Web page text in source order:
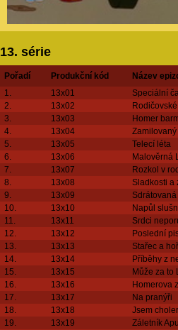
13. série
Pořadí Produkční kód Název
1.
13x01
Speciální
2.
13x02
3.
13x03
Homer
4.
13x04
5.
13x05
Telecí léta
6.
13x06
Malověrná
7.
13x07
Rozkol v
8.
13x08
Sladkosti a
9.
13x09
10.
13x10
Napůl
11.
13x11
Srdci
12.
13x12
Poslední
13.
13x13
Stařec a
14.
13x14
Příběhy z
15.
13x15
Může za to
16.
13x16
Homerova
17.
13x17
Na pranýři
18.
13x18
Jsem
19.
13x19
Záletník Apu